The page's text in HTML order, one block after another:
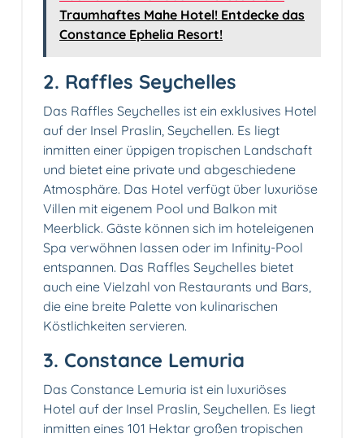
Traumhaftes Mahe Hotel! Entdecke das
Constance Ephelia Resort!
2. Raffles Seychelles
Das Raffles Seychelles ist ein exklusives Hotel
auf der Insel Praslin, Seychellen. Es liegt
inmitten einer üppigen tropischen Landschaft
und bietet eine private und abgeschiedene
Atmosphäre. Das Hotel verfügt über luxuriöse
Villen mit eigenem Pool und Balkon mit
Meerblick. Gäste können sich im hoteleigenen
Spa verwöhnen lassen oder im Infinity-Pool
entspannen. Das Raffles Seychelles bietet
auch eine Vielzahl von Restaurants und Bars,
die eine breite Palette von kulinarischen
Köstlichkeiten servieren.
3. Constance Lemuria
Das Constance Lemuria ist ein luxuriöses
Hotel auf der Insel Praslin, Seychellen. Es liegt
inmitten eines 101 Hektar großen tropischen